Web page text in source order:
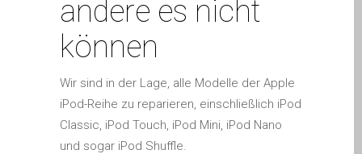
Angus, Tayside and North
Dundee – Power Supplies
Battery Replacement for
iPhone and iPad in Dundee
andere es nicht
können
Wir sind in der Lage, alle Modelle der Apple
iPod-Reihe zu reparieren, einschließlich iPod
Classic, iPod Touch, iPod Mini, iPod Nano
und sogar iPod Shuffle.